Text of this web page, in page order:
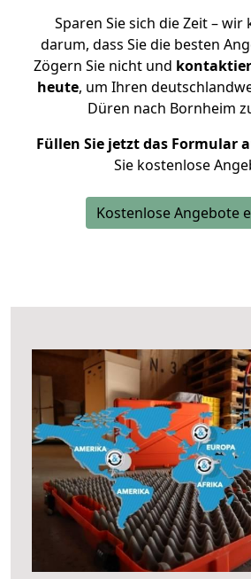
Sparen Sie sich die Zeit –
darum, dass Sie die besten
Zögern Sie nicht und
heute, um Ihren
Düren nach Bornheim
Füllen Sie jetzt das Formular
Sie kostenlose
Kostenlose Angebote